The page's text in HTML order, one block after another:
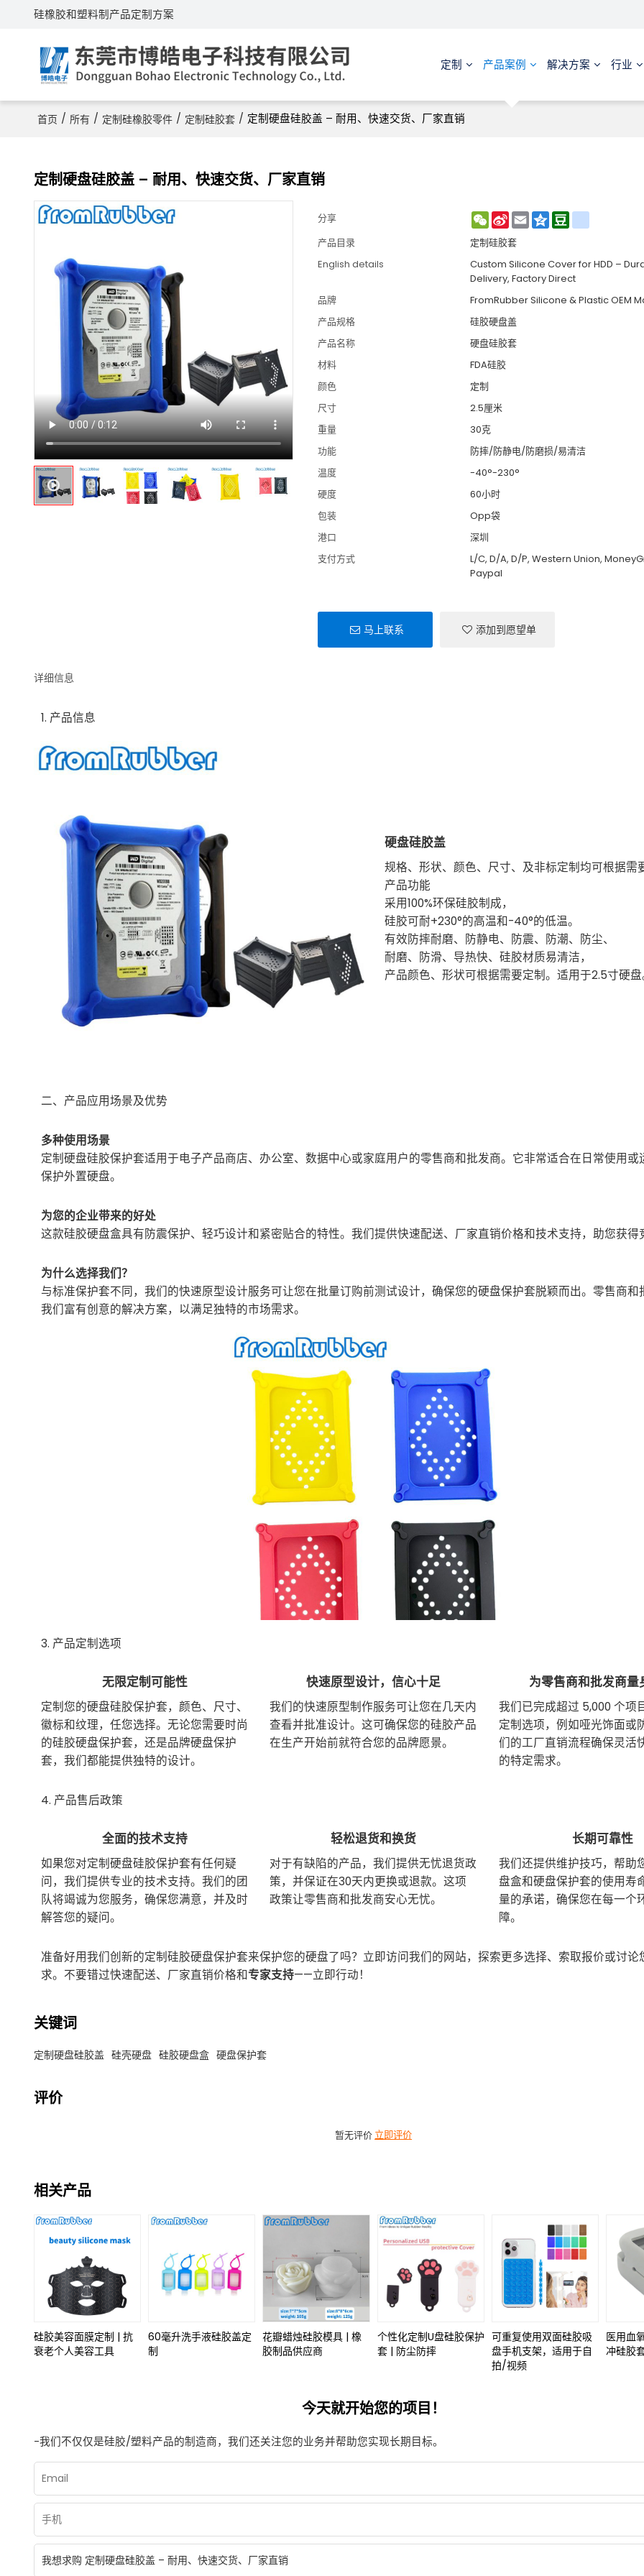
硅橡胶和塑料制产品定制方案
定制 产品案例 解决方案 行业
首页 / 所有 / 定制硅橡胶零件 / 定制硅胶套 / 定制硬盘硅胶盖 – 耐用、快速交货、厂家直销
定制硬盘硅胶盖 – 耐用、快速交货、厂家直销
分享 WeChat
Sina
Weibo
EmailQzoneDouban
产品目录
定制硅胶套
English details
Custom Silicone Cover for HDD –
Delivery, Factory Direct
品牌
FromRubber Silicone & Plastic OEM
产品规格
硅胶硬盘盖
产品名称
硬盘硅胶套
材料
FDA硅胶
颜色
定制
尺寸
2.5厘米
重量
30克
功能
防摔/防静电/防磨损/易清洁
温度
-40°-230°
硬度
60小时
包装
Opp袋
港口
深圳
支付方式
L/C, D/A, D/P, Western Union,
Paypal
马上联系 添加到愿望单
详细信息
1. 产品信息
硬盘硅胶盖
规格、形状、颜色、尺寸、及非标定制均可根据需
产品功能
采用100%环保硅胶制成，
硅胶可耐+230°的高温和-40°的低温。
有效防摔耐磨、防静电、防震、防潮、防尘、
耐磨、防滑、导热快、硅胶材质易清洁，
产品颜色、形状可根据需要定制。 适用于2.5寸硬盘
二、产品应用场景及优势
多种使用场景
定制硬盘硅胶保护套适用于电子产品商店、办公室、数据中心或家庭用户的零售商和批发商。它非常适合在日常使用或
保护外置硬盘。
为您的企业带来的好处
这款硅胶硬盘盒具有防震保护、轻巧设计和紧密贴合的特性。我们提供快速配送、厂家直销价格和技术支持，助您获得
为什么选择我们？
与标准保护套不同，我们的快速原型设计服务可让您在批量订购前测试设计，确保您的硬盘保护套脱颖而出。零售商和
我们富有创意的解决方案，以满足独特的市场需求。
3. 产品定制选项
无限定制可能性
定制您的硬盘硅胶保护套，颜色、尺寸、
徽标和纹理，任您选择。无论您需要时尚
的硅胶硬盘保护套，还是品牌硬盘保护
套，我们都能提供独特的设计。
快速原型设计，信心十足
我们的快速原型制作服务可让您在几天内
查看并批准设计。这可确保您的硅胶产品
在生产开始前就符合您的品牌愿景。
为零售商和批发商量
我们已完成超过 5,000 个项
定制选项，例如哑光饰面或
们的工厂直销流程确保灵活
的特定需求。
4. 产品售后政策
全面的技术支持
如果您对定制硬盘硅胶保护套有任何疑
问，我们提供专业的技术支持。我们的团
队将竭诚为您服务，确保您满意，并及时
解答您的疑问。
轻松退货和换货
对于有缺陷的产品，我们提供无忧退货政
策，并保证在30天内更换或退款。这项
政策让零售商和批发商安心无忧。
长期可靠性
我们还提供维护技巧，帮助
盘盒和硬盘保护套的使用寿
量的承诺，确保您在每一个
障。
准备好用我们创新的定制硅胶硬盘保护套来保护您的硬盘了吗？立即访问我们的网站，探索更多选择、索取报价或讨论
求。不要错过快速配送、厂家直销价格和专家支持——立即行动！
关键词
定制硬盘硅胶盖 硅壳硬盘 硅胶硬盘盒 硬盘保护套
评价
暂无评价立即评价
相关产品
硅胶美容面膜定制 | 抗
衰老个人美容工具
60毫升洗手液硅胶盖定
制
花瓣蜡烛硅胶模具 | 橡
胶制品供应商
个性化定制U盘硅胶保护
套 | 防尘防摔
可重复使用双面硅胶吸
盘手机支架，适用于自
拍/视频
医用血
冲硅胶
今天就开始您的项目！
-我们不仅仅是硅胶/塑料产品的制造商，我们还关注您的业务并帮助您实现长期目标。